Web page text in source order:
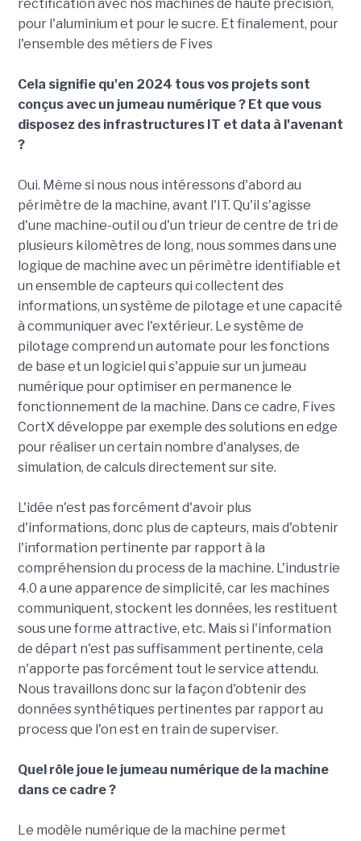
rectification avec nos machines de haute précision,
pour l'aluminium et pour le sucre. Et finalement, pour
l'ensemble des métiers de Fives
Cela signifie qu'en 2024 tous vos projets sont
conçus avec un jumeau numérique ? Et que vous
disposez des infrastructures IT et data à l'avenant
?
Oui. Même si nous nous intéressons d'abord au
périmètre de la machine, avant l'IT. Qu'il s'agisse
d'une machine-outil ou d'un trieur de centre de tri de
plusieurs kilomètres de long, nous sommes dans une
logique de machine avec un périmètre identifiable et
un ensemble de capteurs qui collectent des
informations, un système de pilotage et une capacité
à communiquer avec l'extérieur. Le système de
pilotage comprend un automate pour les fonctions
de base et un logiciel qui s'appuie sur un jumeau
numérique pour optimiser en permanence le
fonctionnement de la machine. Dans ce cadre, Fives
CortX développe par exemple des solutions en edge
pour réaliser un certain nombre d'analyses, de
simulation, de calculs directement sur site.
L'idée n'est pas forcément d'avoir plus
d'informations, donc plus de capteurs, mais d'obtenir
l'information pertinente par rapport à la
compréhension du process de la machine. L'industrie
4.0 a une apparence de simplicité, car les machines
communiquent, stockent les données, les restituent
sous une forme attractive, etc. Mais si l'information
de départ n'est pas suffisamment pertinente, cela
n'apporte pas forcément tout le service attendu.
Nous travaillons donc sur la façon d'obtenir des
données synthétiques pertinentes par rapport au
process que l'on est en train de superviser.
Quel rôle joue le jumeau numérique de la machine
dans ce cadre ?
Le modèle numérique de la machine permet